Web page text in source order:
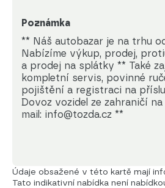
Poznámka
** Náš autobazar je na trhu
Nabízíme výkup, prodej,
a prodej na splátky ** Také
kompletní servis, povinné
pojištění a registraci na
Dovoz vozidel ze zahraničí
mail: info@tozda.cz **
Údaje obsažené v této kartě mají
Tato indikativní nabídka není